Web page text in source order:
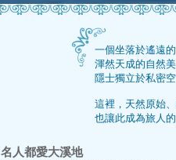
一個坐落於遙遠
渾然天成的自然
隱士獨立於私密
這裡，天然原始
也讓此成為旅人
名人都愛大溪地